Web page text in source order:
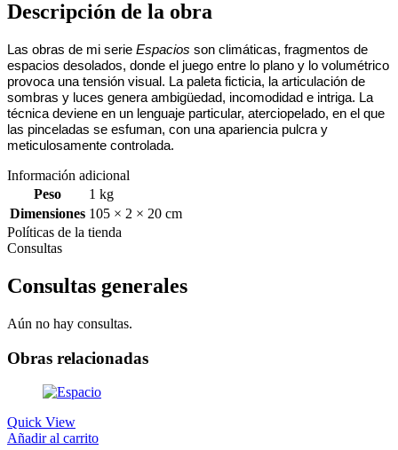
Descripción de la obra
Las obras de mi serie Espacios son climáticas, fragmentos de
espacios desolados, donde el juego entre lo plano y lo volumétrico
provoca una tensión visual. La paleta ficticia, la articulación de
sombras y luces genera ambigüedad, incomodidad e intriga. La
técnica deviene en un lenguaje particular, aterciopelado, en el que
las pinceladas se esfuman, con una apariencia pulcra y
meticulosamente controlada.
Información adicional
Peso
1 kg
Dimensiones 105 × 2 × 20 cm
Políticas de la tienda
Consultas
Consultas generales
Aún no hay consultas.
Obras relacionadas
Quick View
Añadir al carrito